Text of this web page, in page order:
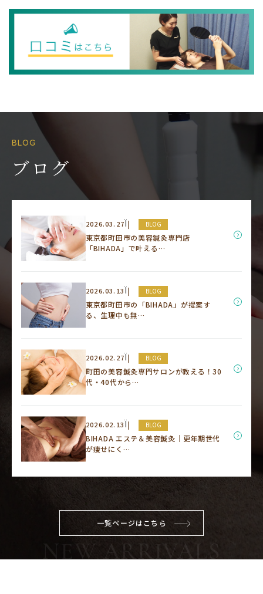
BLOG
ブログ
2026.03.27Ï BLOG
東京都町田市の美容鍼灸専門店
「BIHADA」で叶える…
2026.03.13Ï BLOG
東京都町田市の「BIHADA」が提案す
る、生理中も無…
2026.02.27Ï BLOG
町田の美容鍼灸専門サロンが教える！30
代・40代から…
2026.02.13Ï BLOG
BIHADA エステ＆美容鍼灸｜更年期世代
が痩せにく…
一覧ページはこちら